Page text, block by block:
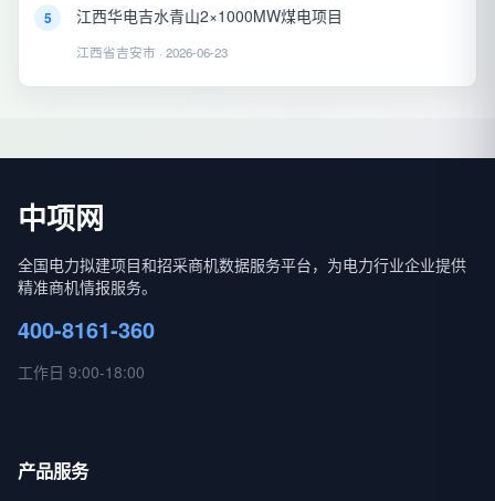
5 江西华电吉水青山2×1000MW煤电项目
江西省吉安市 · 2026-06-23
中项网
全国电力拟建项目和招采商机数据服务平台，为电力行业企业提供
精准商机情报服务。
400-8161-360
工作日 9:00-18:00
产品服务